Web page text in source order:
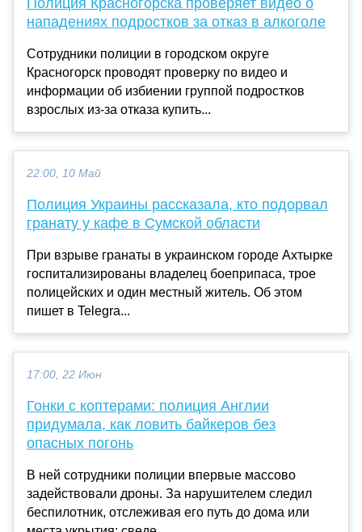
Полиция Красногорска проверяет видео о
нападениях подростков за отказ в алкоголе
Сотрудники полиции в городском округе
Красногорск проводят проверку по видео и
информации об избиении группой подростков
взрослых из-за отказа купить...
22:00, 10 Май
Полиция Украины рассказала, кто подорвал
гранату у кафе в Сумской области
При взрыве гранаты в украинском городе Ахтырке
госпитализированы владелец боеприпаса, трое
полицейских и один местный житель. Об этом
пишет в Telegra...
17:00, 22 Июн
Гонки с коптерами: полиция Англии
придумала, как ловить байкеров без
опасных погонь
В ней сотрудники полиции впервые массово
задействовали дроны. За нарушителем следил
беспилотник, отслеживая его путь до дома или